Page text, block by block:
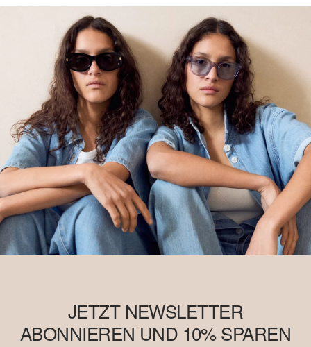
JETZT NEWSLETTER
ABONNIEREN UND 10% SPAREN